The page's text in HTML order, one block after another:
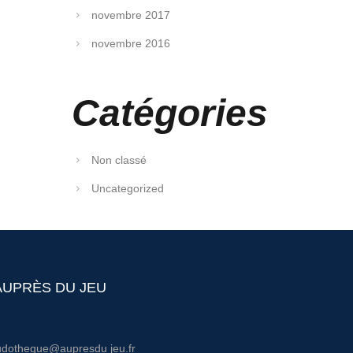
novembre 2017
novembre 2016
Catégories
Non classé
Uncategorized
DU JEU
jeu.fr